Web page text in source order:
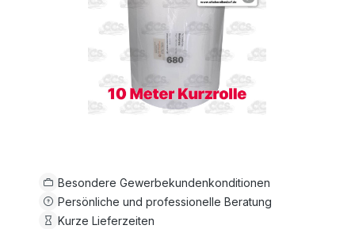
Besondere Gewerbekundenkonditionen
Persönliche und professionelle Beratung
Kurze Lieferzeiten